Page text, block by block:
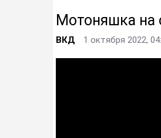
Мотоняшка на
ВКД 1 октября 2022,